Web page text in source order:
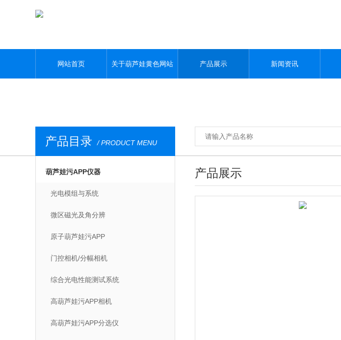
网站首页 关于葫芦娃黄色网站 产品展示 新闻资讯
产品目录 / PRODUCT MENU
葫芦娃污APP仪器
光电模组与系统
微区磁光及角分辨
原子葫芦娃污APP
门控相机/分幅相机
综合光电性能测试系统
高葫芦娃污APP相机
高葫芦娃污APP分选仪
产品展示